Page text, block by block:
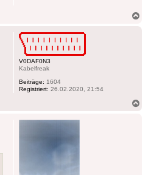
V0DAF0N3
Kabelfreak
Beiträge: 1604
Registriert: 26.02.2020, 21:54